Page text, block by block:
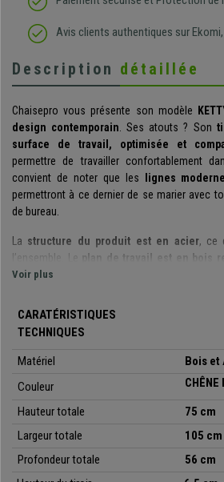
Avis clients authentiques sur
Description détaillée
Chaisepro vous présente son modèle
design contemporain. Ses atouts ? Son
surface de travail, optimisée et
permettre de travailler confortablement
convient de noter que les
lignes
permettront à ce dernier de se marier avec
de bureau.
La structure du produit est en acier, ce
l’ensemble. Le
plan de travail est en bois
estfacile d'entretien
vous permet d’utiliser le meuble sur des
Le meuble dispose d’
dimensions
. Celui-ci vous permet de
travailler ou pour vos loisirs créatifs. Détail
possibilité de positionner celui-ci à droite ou
Il s’agit donc d’un
produit polyvalent qui
confort
. Ses lignes minimalistes et
Voir plus
CARATÉRISTIQUES
TECHNIQUES
Matériel
Bois et
Couleur
CHÊNE
Hauteur totale
75 cm
Largeur totale
105 cm
Profondeur totale
56 cm